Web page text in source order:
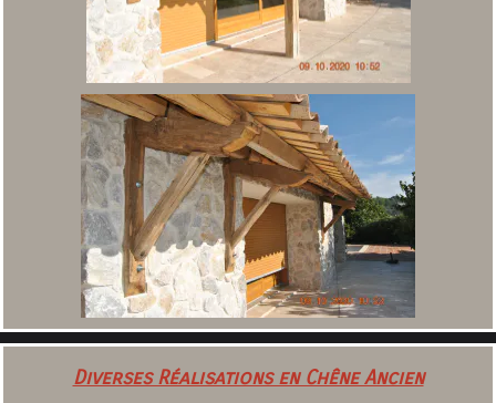
Diverses Réalisations en Chêne Ancien